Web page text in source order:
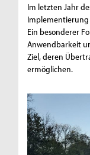
Im letzten Jahr
Ein besonderer
Anwendbarkeit
Ziel, deren
ermöglichen.